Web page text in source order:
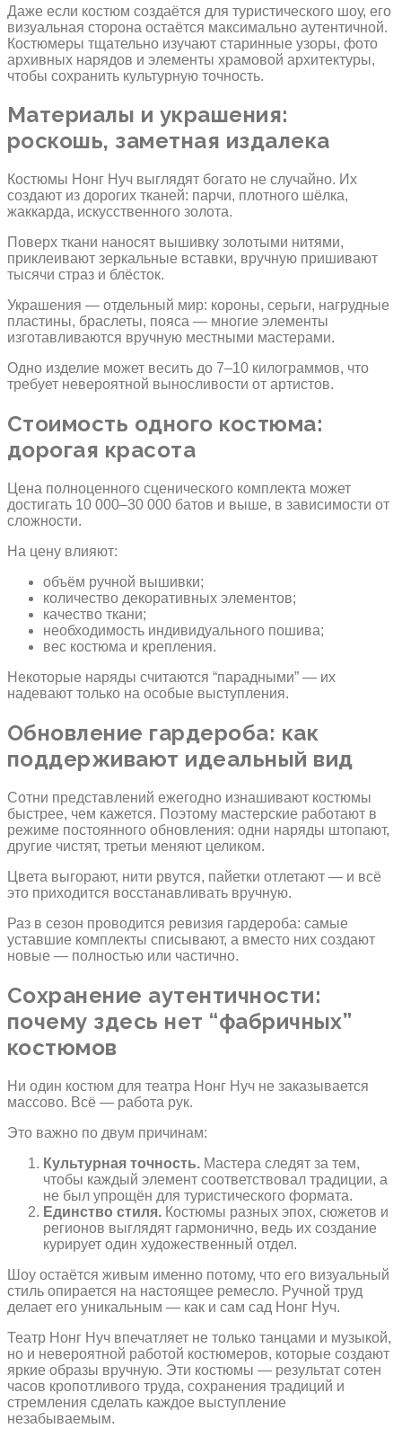
Даже если костюм создаётся для туристического шоу, его
визуальная сторона остаётся максимально аутентичной.
Костюмеры тщательно изучают старинные узоры, фото
архивных нарядов и элементы храмовой архитектуры,
чтобы сохранить культурную точность.
Материалы и украшения:
роскошь, заметная издалека
Костюмы Нонг Нуч выглядят богато не случайно. Их
создают из дорогих тканей: парчи, плотного шёлка,
жаккарда, искусственного золота.
Поверх ткани наносят вышивку золотыми нитями,
приклеивают зеркальные вставки, вручную пришивают
тысячи страз и блёсток.
Украшения — отдельный мир: короны, серьги, нагрудные
пластины, браслеты, пояса — многие элементы
изготавливаются вручную местными мастерами.
Одно изделие может весить до 7–10 килограммов, что
требует невероятной выносливости от артистов.
Стоимость одного костюма:
дорогая красота
Цена полноценного сценического комплекта может
достигать 10 000–30 000 батов и выше, в зависимости от
сложности.
На цену влияют:
объём ручной вышивки;
количество декоративных элементов;
качество ткани;
необходимость индивидуального пошива;
вес костюма и крепления.
Некоторые наряды считаются “парадными” — их
надевают только на особые выступления.
Обновление гардероба: как
поддерживают идеальный вид
Сотни представлений ежегодно изнашивают костюмы
быстрее, чем кажется. Поэтому мастерские работают в
режиме постоянного обновления: одни наряды штопают,
другие чистят, третьи меняют целиком.
Цвета выгорают, нити рвутся, пайетки отлетают — и всё
это приходится восстанавливать вручную.
Раз в сезон проводится ревизия гардероба: самые
уставшие комплекты списывают, а вместо них создают
новые — полностью или частично.
Сохранение аутентичности:
почему здесь нет “фабричных”
костюмов
Ни один костюм для театра Нонг Нуч не заказывается
массово. Всё — работа рук.
Это важно по двум причинам:
Культурная точность. Мастера следят за тем,
чтобы каждый элемент соответствовал традиции, а
не был упрощён для туристического формата.
Единство стиля. Костюмы разных эпох, сюжетов и
регионов выглядят гармонично, ведь их создание
курирует один художественный отдел.
Шоу остаётся живым именно потому, что его визуальный
стиль опирается на настоящее ремесло. Ручной труд
делает его уникальным — как и сам сад Нонг Нуч.
Театр Нонг Нуч впечатляет не только танцами и музыкой,
но и невероятной работой костюмеров, которые создают
яркие образы вручную. Эти костюмы — результат сотен
часов кропотливого труда, сохранения традиций и
стремления сделать каждое выступление
незабываемым.